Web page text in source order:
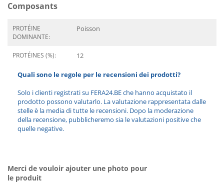
Composants
PROTÉINE
DOMINANTE:
Poisson
PROTÉINES (%): 12
Quali sono le regole per le recensioni dei prodotti?
Solo i clienti registrati su FERA24.BE che hanno acquistato il
prodotto possono valutarlo. La valutazione rappresentata dalle
stelle è la media di tutte le recensioni. Dopo la moderazione
della recensione, pubblicheremo sia le valutazioni positive che
quelle negative.
Merci de vouloir ajouter une photo pour
le produit